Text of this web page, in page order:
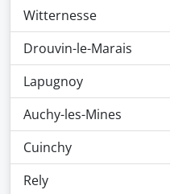
Witternesse
Drouvin-le-Marais
Lapugnoy
Auchy-les-Mines
Cuinchy
Rely